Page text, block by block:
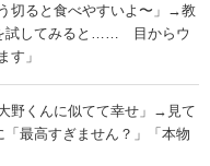
切ると食べやすいよ〜」→教
試してみると…… 目からウ
す」
野くんに似てて幸せ」→見て
最高すぎません？」「本物